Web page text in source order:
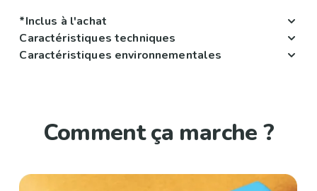
*Inclus à l'achat
Caractéristiques techniques
Caractéristiques environnementales
Comment ça marche ?